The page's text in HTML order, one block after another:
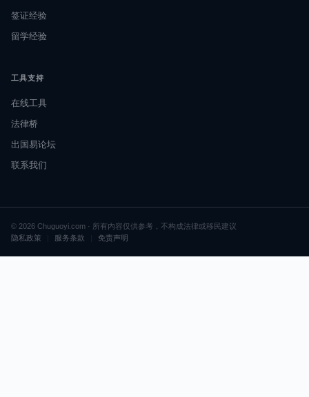
签证经验
留学经验
工具支持
在线工具
法律桥
出国易论坛
联系我们
© 2026 Chuguoyi.com · 所有内容仅供参考，不构成法律或移民建议
隐私政策
服务条款 免责声明